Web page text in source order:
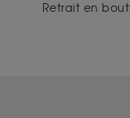
Retrait en